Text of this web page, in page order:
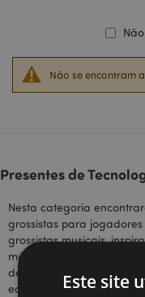
Não se encontram
Presentes de
Nesta categoria
grossistas para jogadores
grossistas musicais,
música e jogos. Esta linha
de presentes e gadgets
eclética e versátil de
Este site